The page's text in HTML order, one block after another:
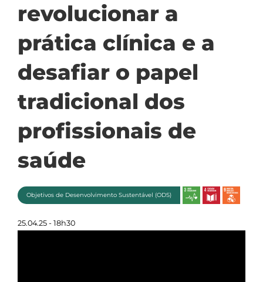
revolucionar a
prática clínica e a
desafiar o papel
tradicional dos
profissionais de
saúde
Objetivos de Desenvolvimento Sustentável (ODS)
25.04.25 - 18h30